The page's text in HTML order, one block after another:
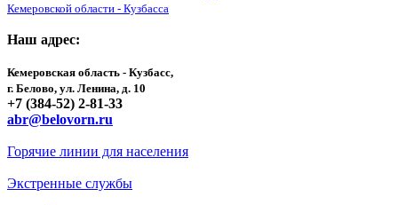
Кемеровской области - Кузбасса
Наш адрес:
Кемеровская область - Кузбасс,
г. Белово, ул. Ленина, д. 10
+7 (384-52) 2-81-33
abr@belovorn.ru
Горячие линии для населения
Экстренные службы